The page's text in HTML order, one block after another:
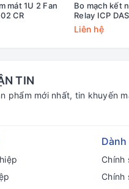
mát 1U 2 Fan
CR
Bo mạch kết
Relay ICP
24PRD/12/DIN
Liên hệ
TIN
phẩm mới nhất, tin khuyến
Chính
Chính